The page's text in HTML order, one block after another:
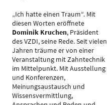
„Ich hatte einen Traum“. Mit
diesen Worten eröffnete
Dominik Kruchen, Präsident
des VZDI, seine Rede. Seit vielen
Jahren träume er von einer
Veranstaltung mit Zahntechnik
im Mittelpunkt. Mit Ausstellung
und Konferenzen,
Meinungsaustausch und
Wissensvermittlung,